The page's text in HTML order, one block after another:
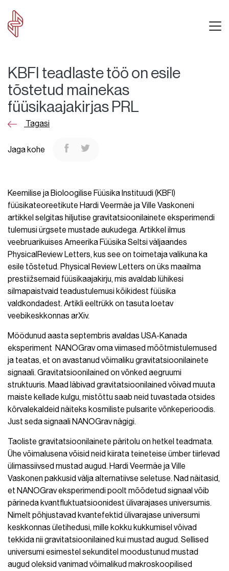
KBFI teadlaste töö on esile
tõstetud mainekas
füüsikaajakirjas PRL
Tagasi
Jaga kohe
Keemilise ja Bioloogilise Füüsika Instituudi (KBFI)
füüsikateoreetikute Hardi Veermäe ja Ville Vaskoneni
artikkel selgitas hiljutise gravitatsioonilainete eksperimendi
tulemusi ürgsete mustade aukudega. Artikkel ilmus
veebruarikuises Ameerika Füüsika Seltsi väljaandes
PhysicalReview Letters, kus see on toimetaja valikuna ka
esile tõstetud. Physical Review Letters on üks maailma
prestiižsemaid füüsikaajakirju, mis avaldab lühikesi
silmapaistvaid teadustulemusi kõikidest füüsika
valdkondadest. Artikli eeltrükk on tasuta loetav
veebikeskkonnas arXiv.
Möödunud aasta septembris avaldas USA-Kanada
eksperiment NANOGrav oma viimased mõõtmistulemused
ja teatas, et on avastanud võimaliku gravitatsioonilainete
signaali. Gravitatsioonilained on võnked aegruumi
struktuuris. Maad läbivad gravitatsioonilained võivad muuta
maiste kellade kulgu, mistõttu saab neid tuvastada otsides
kõrvalekaldeid näiteks kosmiliste pulsarite võnkeperioodis.
Just seda signaali NANOGrav nägigi.
Taoliste gravitatsioonilainete päritolu on hetkel teadmata.
Ühe võimalusena võisid neid kiirata teineteise ümber tiirlevad
ülimassiivsed mustad augud. Hardi Veermäe ja Ville
Vaskonen pakkusid välja alternatiivse seletuse. Nad näitasid,
et NANOGrav eksperimendi poolt mõõdetud signaal võib
pärineda kvantfluktuatsioonidest ülivarajases universumis.
Nimelt põhjustavad kvantefektid ülivarajase universumi
keskkonnas ületihedusi, mille kokku kukkumisel võivad
tekkida nii gravitatsioonilained kui mustad augud. Sellised
universumi esimestel sekunditel moodustunud mustad
augud oleksid vanimad võimalikud makroskoopilised